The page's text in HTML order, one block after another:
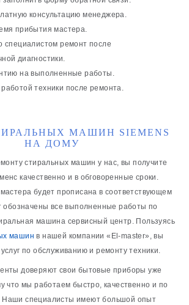
консультацию менеджера.
прибытия мастера.
специалистом ремонт после
диагностики.
на выполненные работы.
техники после ремонта.
МАШИН SIEMENS
НА ДОМУ
стиральных машин у нас, вы получите
качественно и в обговоренные сроки.
будет прописана в соответствующем
обозначены все выполненные работы по
машина сервисный центр. Пользуясь
машин в нашей компании «El-master», вы
по обслуживанию и ремонту техники.
доверяют свои бытовые приборы уже
что мы работаем быстро, качественно и по
специалисты имеют большой опыт